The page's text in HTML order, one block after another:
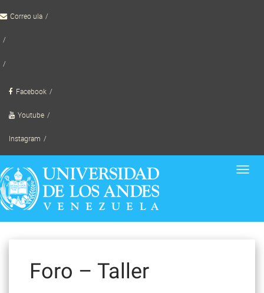
to Correo ula
Facebook
Youtube
Instagram
Foro – Taller